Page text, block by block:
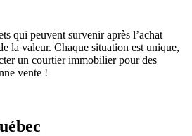
qui peuvent survenir après l’achat
la valeur. Chaque situation est unique,
un courtier immobilier pour des
vente !